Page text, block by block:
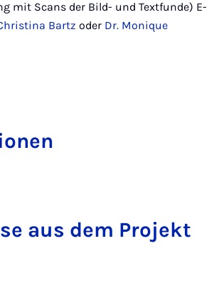
mit Scans der Bild- und Textfunde) E-
Bartz oder Dr. Monique
aus dem Pro­jekt